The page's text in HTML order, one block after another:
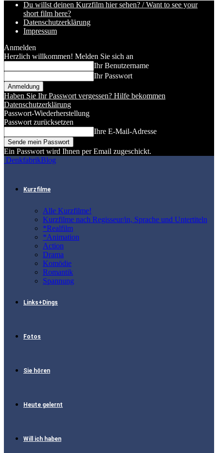
Du willst deinen Kurzfilm hier sehen? / Want to see your
short film here?
Datenschutzerklärung
Impressum
Anmelden
Herzlich willkommen! Melden Sie sich an
Ihr Benutzername
Ihr Passwort
Haben Sie Ihr Passwort vergessen? Hilfe bekommen
Datenschutzerklärung
Passwort-Wiederherstellung
Passwort zurücksetzen
Ihre E-Mail-Adresse
Ein Passwort wird Ihnen per Email zugeschickt.
DenkfabrikBlog
Kurzfilme
Alle Kurzfilme!
Kurzfilme nach Regisseur/in, Sprache und Untertiteln
*Realfilm
*Animation
Action
Drama
Komödie
Romantik
Spannung
Links+Dings
Fotos
Sie hören
Heute gelernt
Will ich haben